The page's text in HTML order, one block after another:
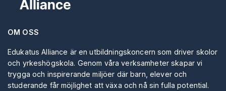
OM OSS
Edukatus Alliance är en utbildningskoncern som driver skolor
och yrkeshögskola. Genom våra verksamheter skapar vi
trygga och inspirerande miljöer där barn, elever och
studerande får möjlighet att växa och nå sin fulla potential.